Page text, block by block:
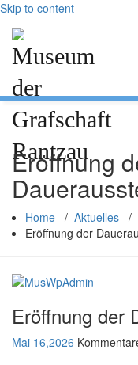
Skip to content
Eröffnung
Home / Aktuelles /
Eröffnung der
Eröffnung der
Mai 16,2026